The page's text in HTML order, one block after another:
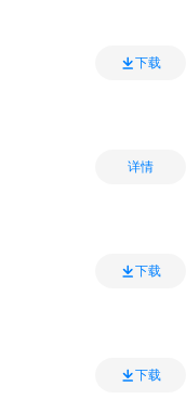
下载
详情
下载
下载